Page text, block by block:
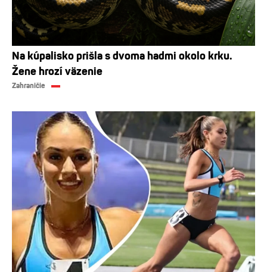
Na kúpalisko prišla s dvoma hadmi okolo krku.
Žene hrozí väzenie
Zahraničie